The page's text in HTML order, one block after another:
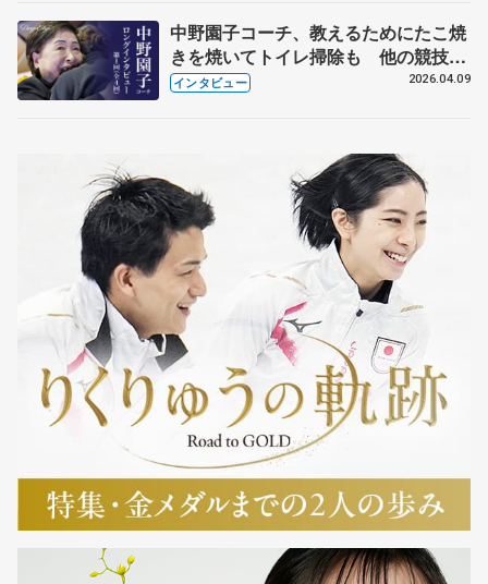
中野園子コーチ、教えるためにたこ焼
きを焼いてトイレ掃除も 他の競技に
も通用するという坂本花織の筋肉
インタビュー 2026.04.09